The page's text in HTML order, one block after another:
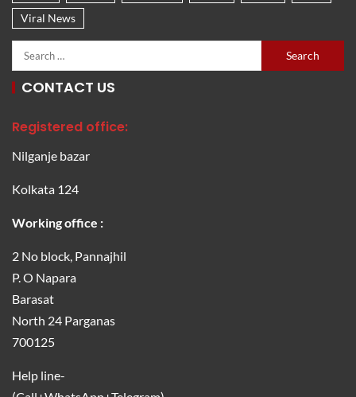
Viral News
CONTACT US
Registered office:
Nilganje bazar
Kolkata 124
Working office :
2 No block, Pannajhil
P. O Napara
Barasat
North 24 Parganas
700125
Help line-